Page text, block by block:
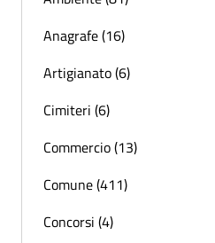
Anagrafe (16)
Artigianato (6)
Cimiteri (6)
Commercio (13)
Comune (411)
Concorsi (4)